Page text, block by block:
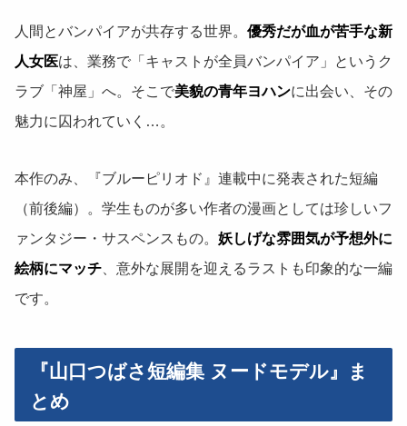
人間とバンパイアが共存する世界。 優秀だが血が苦手な新
人女医は、業務で「キャストが全員バンパイア」というク
ラブ「神屋」へ。そこで美貌の青年ヨハンに出会い、その
魅力に囚われていく…。
本作のみ、『ブルーピリオド』連載中に発表された短編
（前後編）。学生ものが多い作者の漫画としては珍しいフ
ァンタジー・サスペンスもの。 妖しげな雰囲気が予想外に
絵柄にマッチ、意外な展開を迎えるラストも印象的な一編
です。
『山口つばさ短編集 ヌードモデル』ま
とめ